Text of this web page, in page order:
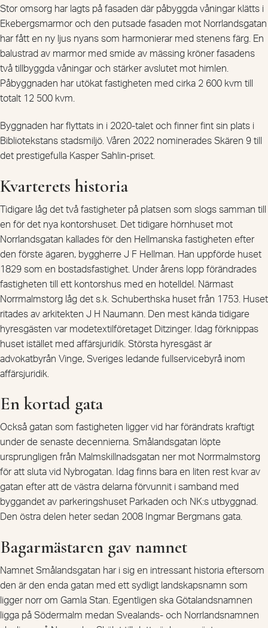
Stor omsorg har lagts på fasaden där påbyggda våningar klätts i
Ekebergsmarmor och den putsade fasaden mot Norrlandsgatan
har fått en ny ljus nyans som harmonierar med stenens färg. En
balustrad av marmor med smide av mässing kröner fasadens
två tillbyggda våningar och stärker avslutet mot himlen.
Påbyggnaden har utökat fastigheten med cirka 2 600 kvm till
totalt 12 500 kvm.
Byggnaden har flyttats in i 2020-talet och finner fint sin plats i
Bibliotekstans stadsmiljö. Våren 2022 nominerades Skären 9 till
det prestigefulla Kasper Sahlin-priset.
Kvarterets historia
Tidigare låg det två fastigheter på platsen som slogs samman till
en för det nya kontorshuset. Det tidigare hörnhuset mot
Norrlandsgatan kallades för den Hellmanska fastigheten efter
den förste ägaren, byggherre J F Hellman. Han uppförde huset
1829 som en bostadsfastighet. Under årens lopp förändrades
fastigheten till ett kontorshus med en hotelldel. Närmast
Norrmalmstorg låg det s.k. Schuberthska huset från 1753. Huset
ritades av arkitekten J H Naumann. Den mest kända tidigare
hyresgästen var modetextilföretaget Ditzinger. Idag förknippas
huset istället med affärsjuridik. Största hyresgäst är
advokatbyrån Vinge, Sveriges ledande fullservicebyrå inom
affärsjuridik.
En kortad gata
Också gatan som fastigheten ligger vid har förändrats kraftigt
under de senaste decennierna. Smålandsgatan löpte
ursprungligen från Malmskillnadsgatan ner mot Norrmalmstorg
för att sluta vid Nybrogatan. Idag finns bara en liten rest kvar av
gatan efter att de västra delarna förvunnit i samband med
byggandet av parkeringshuset Parkaden och NK:s utbyggnad.
Den östra delen heter sedan 2008 Ingmar Bergmans gata.
Bagarmästaren gav namnet
Namnet Smålandsgatan har i sig en intressant historia eftersom
den är den enda gatan med ett sydligt landskapsnamn som
ligger norr om Gamla Stan. Egentligen ska Götalandsnamnen
ligga på Södermalm medan Svealands- och Norrlandsnamnen